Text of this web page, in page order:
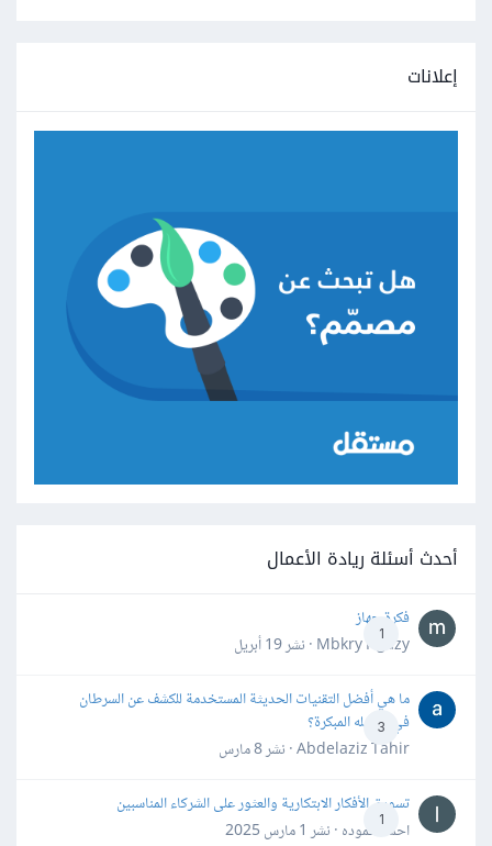
إعلانات
أحدث أسئلة ريادة الأعمال
1
فكرة جهاز
Mbkry Hgazy · نشر
19 أبريل
3
ما هي أفضل التقنيات الحديثة المستخدمة للكشف عن السرطان
في مراحله المبكرة؟
Abdelaziz Tahir · نشر
8 مارس
1
تسويق الأفكار الابتكارية والعثور على الشركاء المناسبين
احمد حموده · نشر 1 مارس 2025